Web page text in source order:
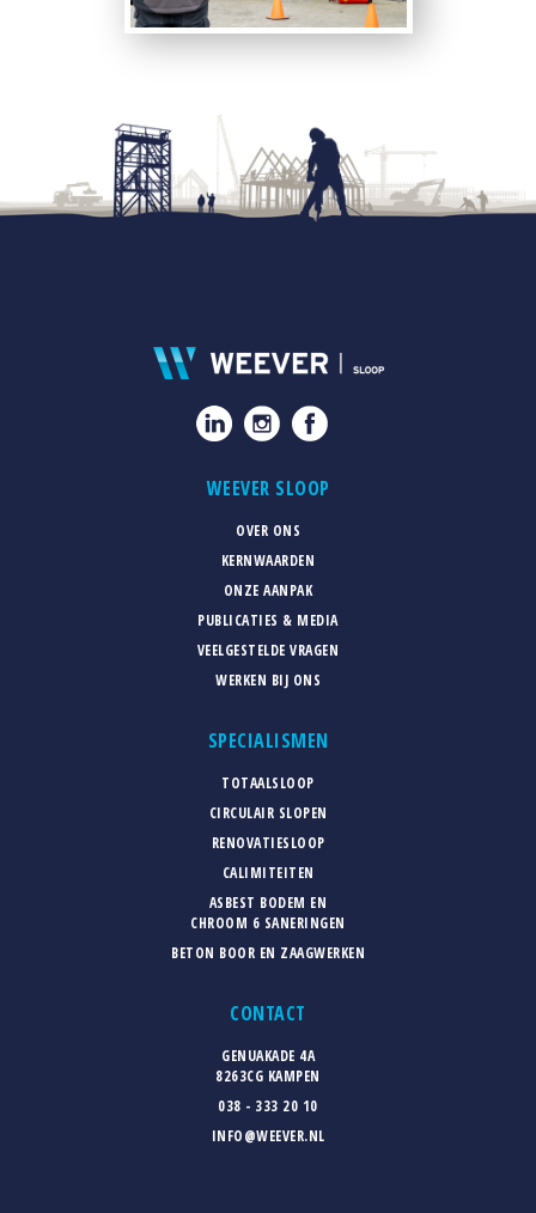
WEEVER SLOOP
OVER ONS
KERNWAARDEN
ONZE AANPAK
PUBLICATIES & MEDIA
VEELGESTELDE VRAGEN
WERKEN BIJ ONS
SPECIALISMEN
TOTAALSLOOP
CIRCULAIR SLOPEN
RENOVATIESLOOP
CALIMITEITEN
ASBEST BODEM EN
CHROOM 6 SANERINGEN
BETON BOOR EN ZAAGWERKEN
CONTACT
GENUAKADE 4A
8263CG KAMPEN
038 - 333 20 10
INFO@WEEVER.NL